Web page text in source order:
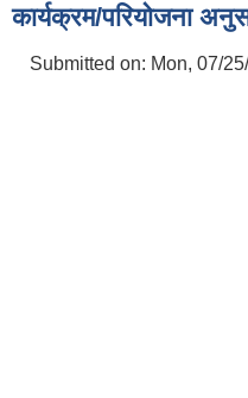
कार्यक्रम/परियाेजना
Submitted on: Mon, 07/